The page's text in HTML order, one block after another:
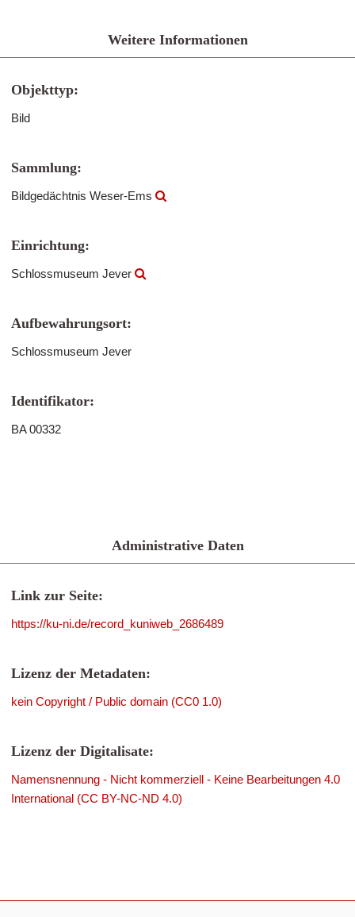
Weitere Informationen
Objekttyp:
Bild
Sammlung:
Bildgedächtnis Weser-Ems
Einrichtung:
Schlossmuseum Jever
Aufbewahrungsort:
Schlossmuseum Jever
Identifikator:
BA 00332
Administrative Daten
Link zur Seite:
https://ku-ni.de/record_kuniweb_2686489
Lizenz der Metadaten:
kein Copyright / Public domain (CC0 1.0)
Lizenz der Digitalisate:
Namensnennung - Nicht kommerziell - Keine Bearbeitungen 4.0
International (CC BY-NC-ND 4.0)